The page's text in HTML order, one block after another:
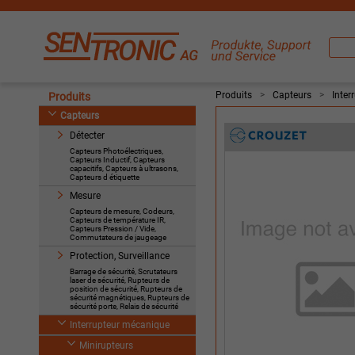
Produits
Capteurs
Détecter
Capteurs Photoélectriques,
Capteurs Inductif, Capteurs
capacitifs, Capteurs à ultrasons,
Capteurs d étiquette
Mesure
Capteurs de mesure, Codeurs,
Capteurs de température IR,
Capteurs Pression / Vide,
Commutateurs de jaugeage
Protection, Surveillance
Barrage de sécurité, Scrutateurs
laser de sécurité, Rupteurs de
position de sécurité, Rupteurs de
sécurité magnétiques, Rupteurs de
sécurité porte, Relais de sécurité
Interrupteur mécanique
Minirupteurs
Produits > Capteurs >